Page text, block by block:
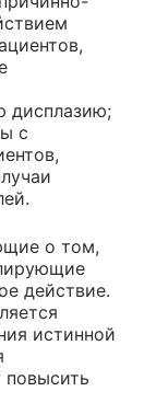
дисплазию;
с
о том,
действие.
истинной